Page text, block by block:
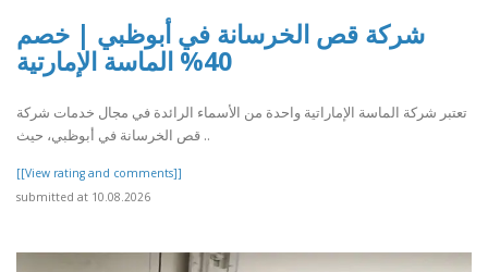
شركة قص الخرسانة في أبوظبي | خصم
40% الماسة الإمارتية
تعتبر شركة الماسة الإماراتية واحدة من الأسماء الرائدة في مجال خدمات شركة
قص الخرسانة في أبوظبي، حيث ..
[[View rating and comments]]
submitted at 10.08.2026